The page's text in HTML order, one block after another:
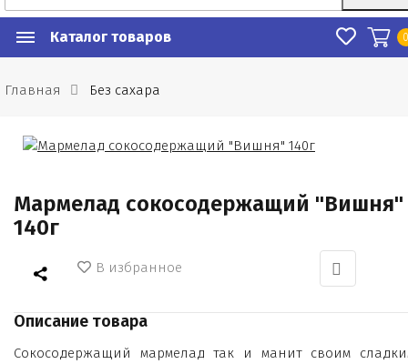
Каталог товаров
Главная Без сахара
Мармелад сокосодержащий "Вишня"
140г
В избранное
Описание товара
Сокосодержащий мармелад так и манит своим